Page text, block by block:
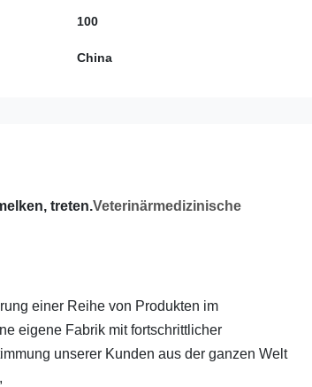
100
China
treten.Veterinärmedizinische
einer Reihe von Produkten im
eigene Fabrik mit fortschrittlicher
unserer Kunden aus der ganzen Welt